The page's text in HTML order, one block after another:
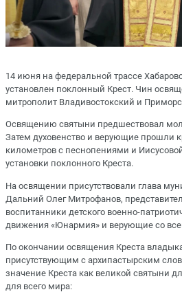
14 июня на федеральной трассе
установлен поклонный Крест. Чин
митрополит Владивостокский и
Освящению святыни предшествовал
Затем духовенство и верующие прошли
километров с песнопениями и
установки поклонного Креста.
На освящении присутствовали глава
Дальний Олег Митрофанов,
воспитанники детского военно-
движения «Юнармия» и верующие со
По окончании освящения Креста
присутствующим с архипастырским
значение Креста как великой святыни
для всего мира: